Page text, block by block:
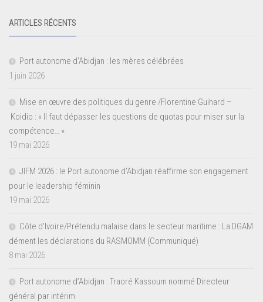
ARTICLES RÉCENTS
Port autonome d’Abidjan : les mères célébrées
1 juin 2026
Mise en œuvre des politiques du genre /Florentine Guihard –
Koidio : « Il faut dépasser les questions de quotas pour miser sur la
compétence… »
19 mai 2026
JIFM 2026 : le Port autonome d’Abidjan réaffirme son engagement
pour le leadership féminin
19 mai 2026
Côte d’Ivoire/Prétendu malaise dans le secteur maritime : La DGAM
dément les déclarations du RASMOMM (Communiqué)
8 mai 2026
Port autonome d’Abidjan : Traoré Kassoum nommé Directeur
général par intérim